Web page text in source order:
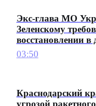
Экс-глава МО
Зеленскому
восстановлении в
03:50
Краснодарский
угрозой